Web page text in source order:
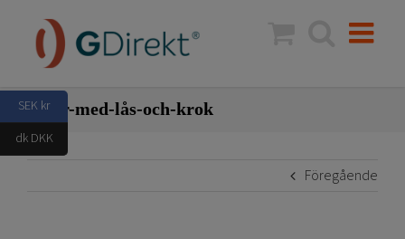
innehållet
Vajer-med-lås-och-krok
Föregående
SEK kr
dk DKK